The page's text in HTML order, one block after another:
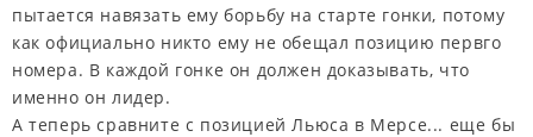
пытается навязать ему борьбу на старте гонки, потому
как официально никто ему не обещал позицию первго
номера. В каждой гонке он должен доказывать, что
именно он лидер.
А теперь сравните с позицией Льюса в Мерсе... еще бы